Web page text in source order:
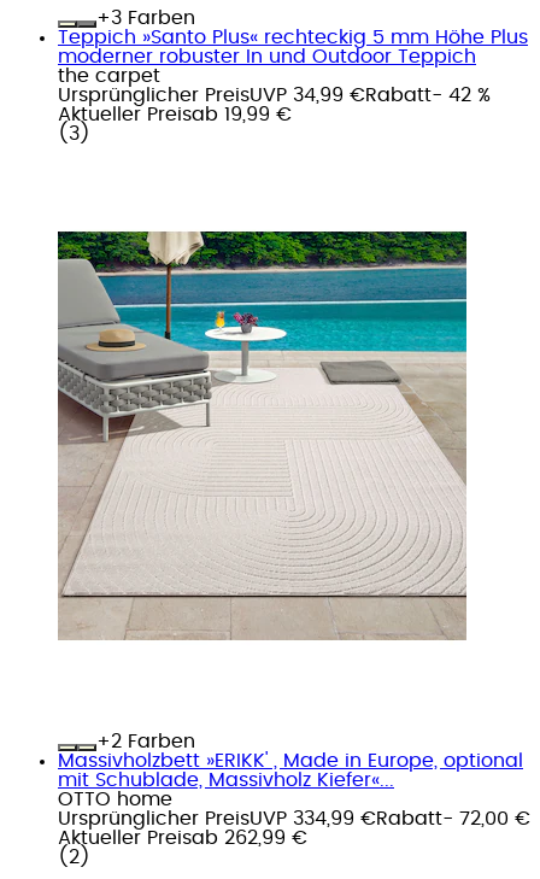
+
Farben
Teppich »Santo Plus« rechteckig 5 mm Höhe Plus
moderner robuster In und Outdoor Teppich
the carpet
Ursprünglicher PreisUVP 34,99 €Rabatt- 42 %
Aktueller Preisab 19,99 €
( 3 )
+
Farben
Massivholzbett »ERIKK' , Made in Europe, optional
mit Schublade, Massivholz Kiefer«...
OTTO home
Ursprünglicher PreisUVP 334,99 €Rabatt- 72,00 €
Aktueller Preisab 262,99 €
( 2 )